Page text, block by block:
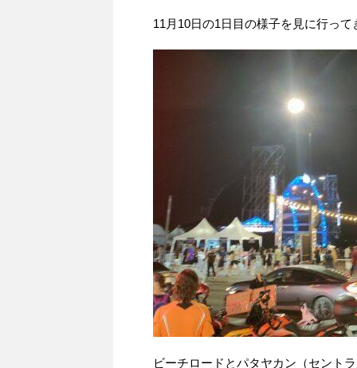
11月10日の1日目の様子を見に行って
ビーチロードとパタヤカン（セント